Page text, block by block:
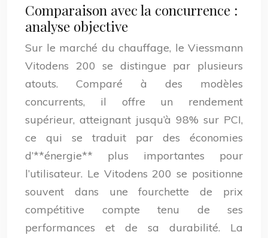
Comparaison avec la concurrence :
analyse objective
Sur le marché du chauffage, le Viessmann
Vitodens 200 se distingue par plusieurs
atouts. Comparé à des modèles
concurrents, il offre un rendement
supérieur, atteignant jusqu’à 98% sur PCI,
ce qui se traduit par des économies
d’**énergie** plus importantes pour
l’utilisateur. Le Vitodens 200 se positionne
souvent dans une fourchette de prix
compétitive compte tenu de ses
performances et de sa durabilité. La